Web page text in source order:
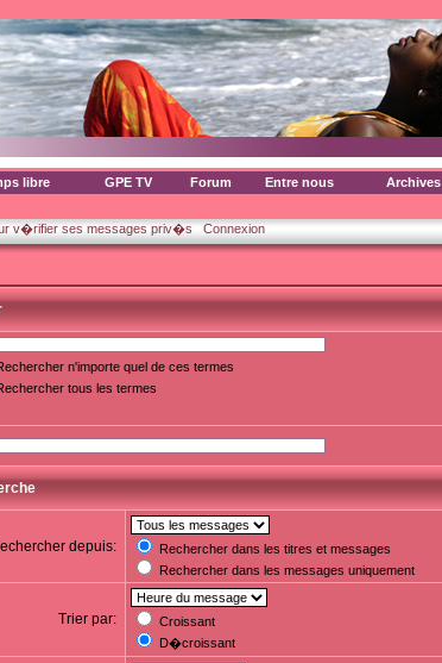
libre GPE TV Forum Entre nous Archives
v�rifier ses messages priv�s Connexion
n'importe quel de ces termes
tous les termes
depuis:
Rechercher dans les titres et messages
Rechercher dans les messages uniquement
Trier par:
Croissant
D�croissant